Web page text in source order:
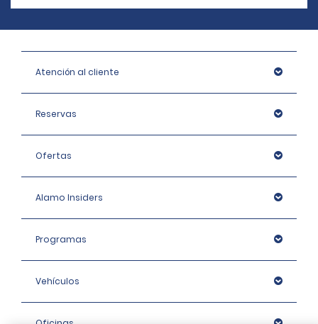
Atención al cliente
Reservas
Ofertas
Alamo Insiders
Programas
Vehículos